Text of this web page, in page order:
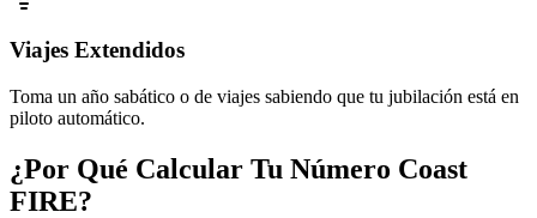
Viajes Extendidos
Toma un año sabático o de viajes sabiendo que tu jubilación está en
piloto automático.
¿Por Qué Calcular Tu Número Coast
FIRE?